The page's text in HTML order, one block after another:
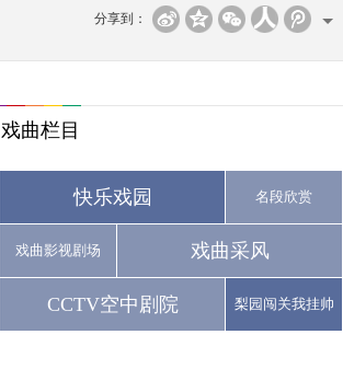
分享到：
戏曲栏目
快乐戏园 名段欣赏
戏曲影视剧场 戏曲采风
CCTV空中剧院 梨园闯关我挂帅